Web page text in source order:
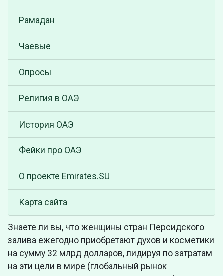
Рамадан
Чаевые
Опросы
Религия в ОАЭ
История ОАЭ
Фейки про ОАЭ
О проекте Emirates.SU
Карта сайта
Знаете ли вы, что женщины стран Персидского
залива ежегодно приобретают духов и косметики
на сумму 32 млрд долларов, лидируя по затратам
на эти цели в мире (глобальный рынок